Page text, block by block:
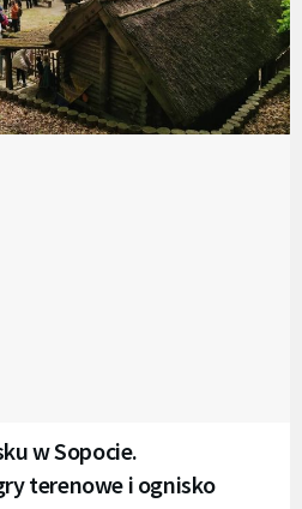
w Sopocie.
terenowe i ognisko